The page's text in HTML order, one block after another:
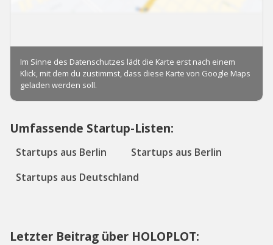
Umfassende Startup-Listen:
Startups aus Berlin
Startups aus Berlin
Startups aus Deutschland
Letzter Beitrag über HOLOPLOT: